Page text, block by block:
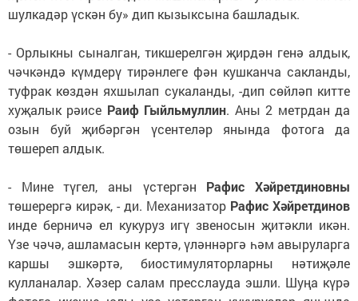
шулкадәр үскән бу» дип кызыксына башладык.
- Орлыкны сыналган, тикшерелгән җирдән генә алдык,
чәчкәндә күмдерү тирәнлеге фән кушканча сакланды,
туфрак көздән яхшылап сукаланды, -дип сөйләп китте
хуҗалык рәисе Раиф Гыйльмуллин. Аны 2 метрдан да
озын буй җибәргән үсентеләр янында фотога да
төшереп алдык.
- Мине түгел, аны үстергән Рафис Хәйретдиновны
төшерергә кирәк, - ди. Механизатор Рафис Хәйретдинов
инде берничә ел кукуруз игү звеносын җитәкли икән.
Үзе чәчә, ашламасын кертә, үләннәргә һәм авыруларга
каршы эшкәртә, биостимуляторларны нәтиҗәле
кулланалар. Хәзер салам пресслауда эшли. Шуңа күрә